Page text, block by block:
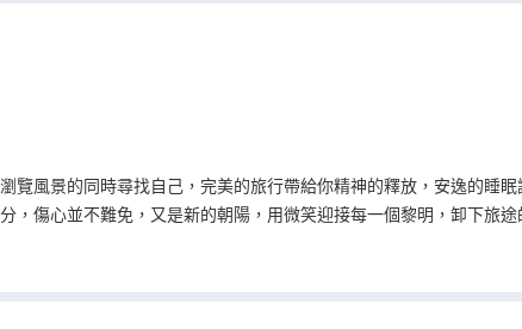
覽風景的同時尋找自己，完美的旅行帶給你精神的釋放，安逸的睡
傷心並不難免，又是新的朝陽，用微笑迎接每一個黎明，卸下旅